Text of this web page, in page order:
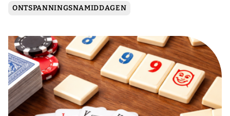
ONTSPANNINGSNAMIDDAGEN